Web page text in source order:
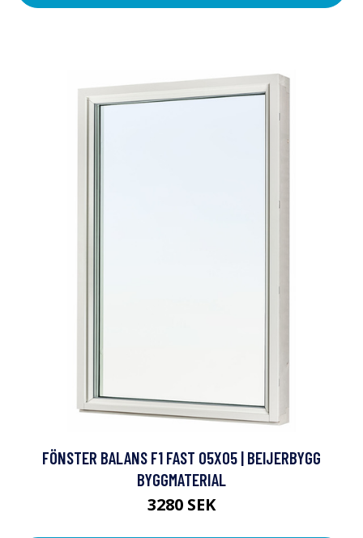
FÖNSTER BALANS F1 FAST 05X05 | BEIJERBYGG
BYGGMATERIAL
3280 SEK